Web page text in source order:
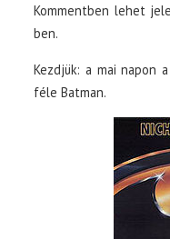
Kommentben lehet
ben.
Kezdjük: a mai napon
féle Batman.